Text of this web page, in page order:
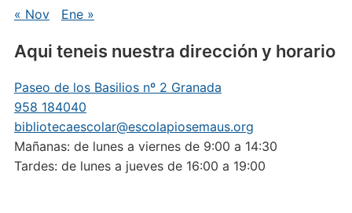
« Nov Ene »
Aqui teneis nuestra dirección y horario
Paseo de los Basilios nº 2 Granada
958 184040
bibliotecaescolar@escolapiosemaus.org
Mañanas: de lunes a viernes de 9:00 a 14:30
Tardes: de lunes a jueves de 16:00 a 19:00